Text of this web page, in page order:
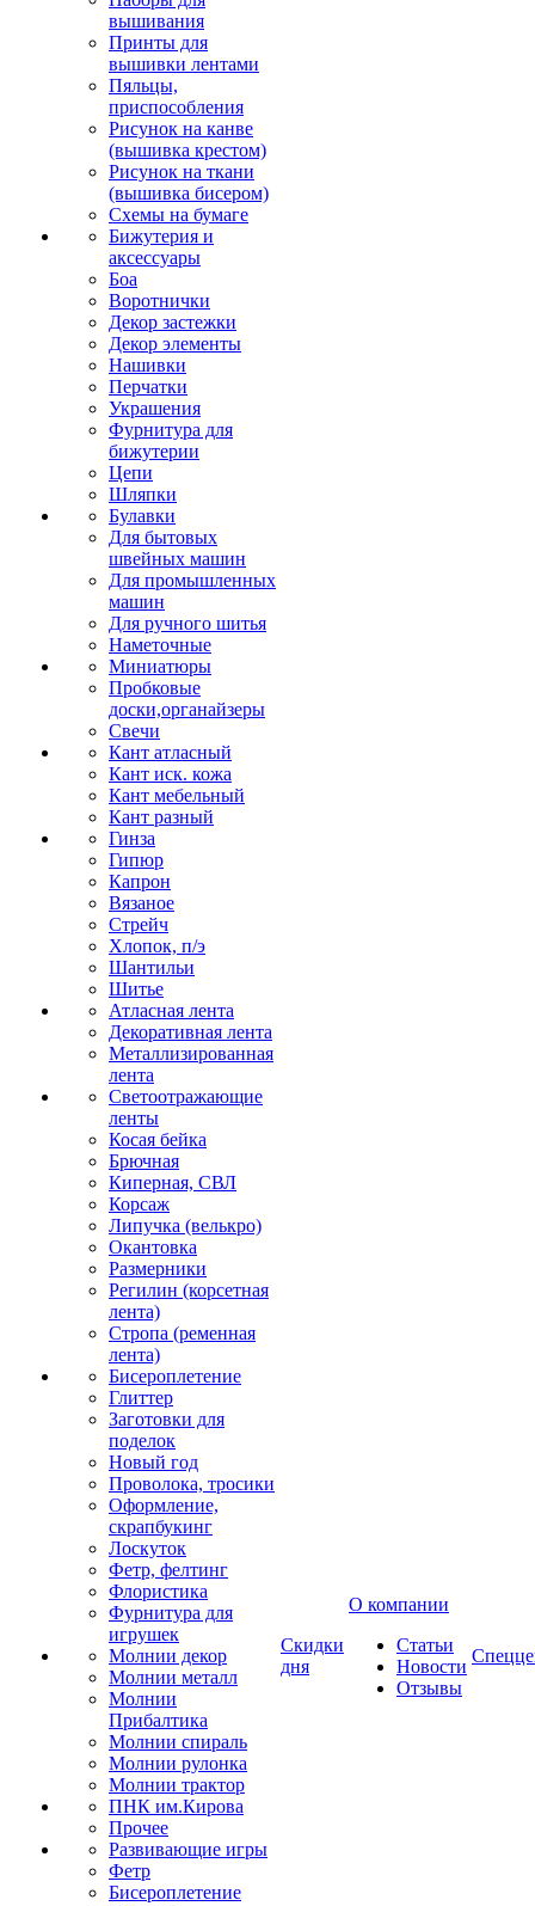
вышивания
Принты для
вышивки лентами
Пяльцы,
приспособления
Рисунок на канве
(вышивка крестом)
Рисунок на ткани
(вышивка бисером)
Схемы на бумаге
Бижутерия и
аксессуары
Боа
Воротнички
Декор застежки
Декор элементы
Нашивки
Перчатки
Украшения
Фурнитура для
бижутерии
Цепи
Шляпки
Булавки
Для бытовых
швейных машин
Для промышленных
машин
Для ручного шитья
Наметочные
Миниатюры
Пробковые
доски,органайзеры
Свечи
Кант атласный
Кант иск. кожа
Кант мебельный
Кант разный
Гинза
Гипюр
Капрон
Вязаное
Стрейч
Хлопок, п/э
Шантильи
Шитье
Атласная лента
Декоративная лента
Металлизированная
лента
Светоотражающие
ленты
Косая бейка
Брючная
Киперная, СВЛ
Корсаж
Липучка (велькро)
Окантовка
Размерники
Регилин (корсетная
лента)
Стропа (ременная
лента)
Бисероплетение
Глиттер
Заготовки для
поделок
Новый год
Проволока, тросики
Оформление,
скрапбукинг
Лоскуток
Фетр, фелтинг
Флористика
Фурнитура для
игрушек
Молнии декор
Молнии металл
Молнии
Прибалтика
Молнии спираль
Молнии рулонка
Молнии трактор
ПНК им.Кирова
Прочее
Развивающие игры
Фетр
Бисероплетение
Скидки
дня
О компании
Статьи
Новости
Отзывы